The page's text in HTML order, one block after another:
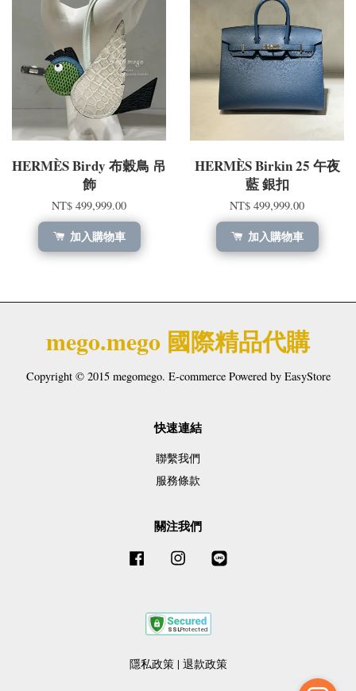
HERMÈS Birdy 布穀鳥 吊
飾
NT$ 499,999.00
加入購物車
HERMÈS Birkin 25 午夜
藍 銀扣
NT$ 499,999.00
加入購物車
mego.mego 國際精品代購
Copyright © 2015 megomego. E-commerce Powered by EasyStore
快速連結
聯繫我們
服務條款
關注我們
Facebook Instagram
隱私政策| 退款政策